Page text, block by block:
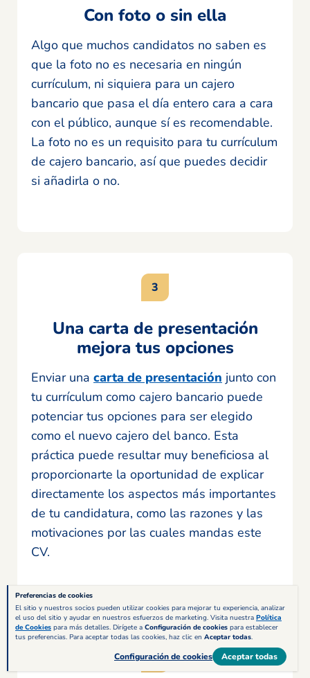
Con foto o sin ella
Algo que muchos candidatos no saben es
que la foto no es necesaria en ningún
currículum, ni siquiera para un cajero
bancario que pasa el día entero cara a cara
con el público, aunque sí es recomendable.
La foto no es un requisito para tu currículum
de cajero bancario, así que puedes decidir
si añadirla o no.
Una carta de presentación
mejora tus opciones
Enviar una carta de presentación junto con
tu currículum como cajero bancario puede
potenciar tus opciones para ser elegido
como el nuevo cajero del banco. Esta
práctica puede resultar muy beneficiosa al
proporcionarte la oportunidad de explicar
directamente los aspectos más importantes
de tu candidatura, como las razones y las
motivaciones por las cuales mandas este
CV.
Preferencias de cookies
El sitio y nuestros socios pueden utilizar cookies para mejorar tu experiencia, analizar
el uso del sitio y ayudar en nuestros esfuerzos de marketing. Visita nuestra Política
de Cookies para más detalles. Dirígete a Configuración de cookies para establecer
tus preferencias. Para aceptar todas las cookies, haz clic en Aceptar todas.
Configuración de cookies Aceptar todas